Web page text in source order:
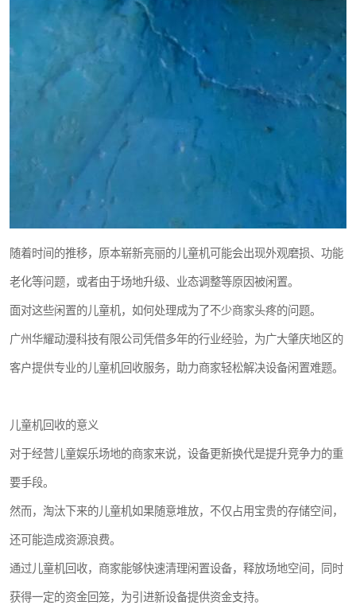
随着时间的推移，原本崭新亮丽的儿童机可能会出现外观磨损、功能
老化等问题，或者由于场地升级、业态调整等原因被闲置。
面对这些闲置的儿童机，如何处理成为了不少商家头疼的问题。
广州华耀动漫科技有限公司凭借多年的行业经验，为广大肇庆地区的
客户提供专业的儿童机回收服务，助力商家轻松解决设备闲置难题。
儿童机回收的意义
对于经营儿童娱乐场地的商家来说，设备更新换代是提升竞争力的重
要手段。
然而，淘汰下来的儿童机如果随意堆放，不仅占用宝贵的存储空间，
还可能造成资源浪费。
通过儿童机回收，商家能够快速清理闲置设备，释放场地空间，同时
获得一定的资金回笼，为引进新设备提供资金支持。